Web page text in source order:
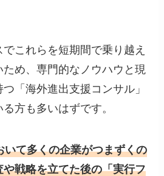
これらを短期間で乗り越え
ため、専門的なノウハウと現
「海外進出支援コンサル」
方も多いはずです。
いて多くの企業がつまずくの
戦略を立てた後の「実行フ